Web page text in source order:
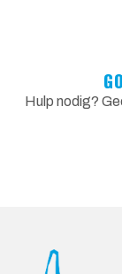
Hulp nodig?